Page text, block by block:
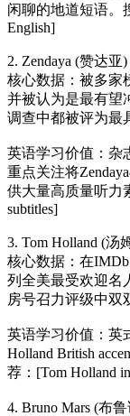
闲聊的地道短语。
English]
2. Zendaya (赞达亚)
核心数据：被多家
并被认为是最有望
调查中都被评为最
英语学习价值：杂
重点关注将
供大量高质量听力
subtitles]
3. Tom Holland (汤
核心数据：在
列全美最受欢迎名
房号召力评级中双
英语学习价值：英
Holland British
荐：[Tom Holland
4. Bruno Mars (布